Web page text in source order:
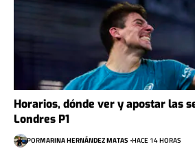
Horarios, dónde ver y apostar las
Londres P1
PORMARINA HERNÁNDEZ MATAS HACE 14 HORAS